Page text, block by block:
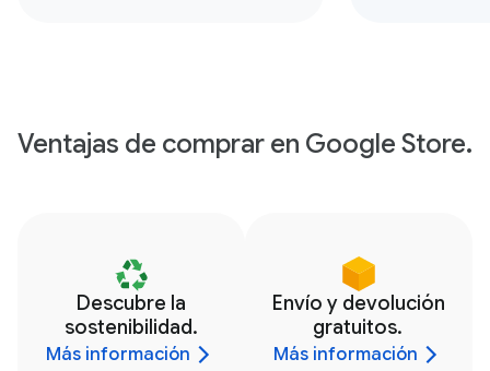
Ventajas de comprar en Google Store.
Descubre la
sostenibilidad.
Más información
Envío y devolución
gratuitos.
Más información